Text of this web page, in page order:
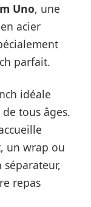
Uno, une
acier
parfait.
idéale
tous âges.
un wrap ou
repas